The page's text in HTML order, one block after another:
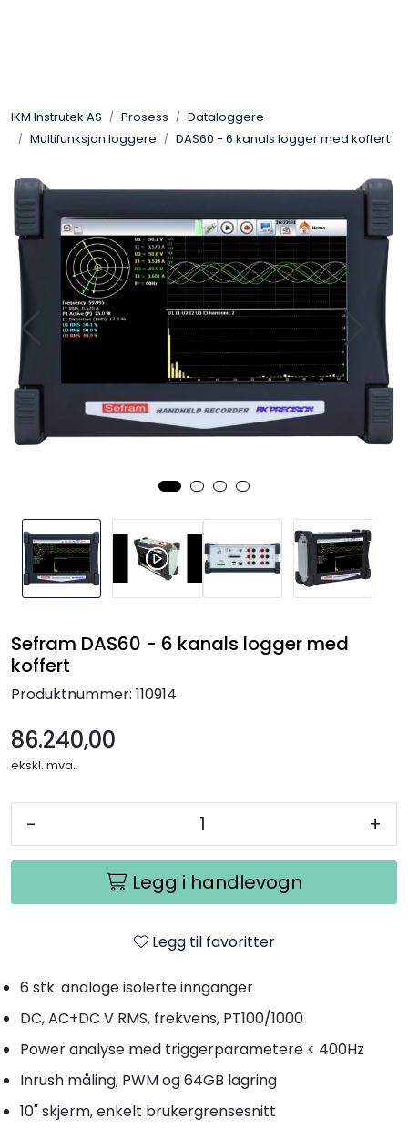
IKM Instrutek AS Prosess
Dataloggere
Multifunksjon loggere
DAS60 - 6 kanals logger med koffert
Sefram DAS60 - 6 kanals logger med
koffert
Produktnummer: 110914
86.240,00
ekskl. mva.
- +
Legg i handlevogn
Legg til favoritter
6 stk. analoge isolerte innganger
DC, AC+DC V RMS, frekvens, PT100/1000
Power analyse med triggerparametere < 400Hz
Inrush måling, PWM og 64GB lagring
10" skjerm, enkelt brukergrensesnitt
Elektro
Elektronikk
Prosess
Frekvensomformere
Miljø og sikkerhet
Kalibratorer
Navigasjon & Kommunikasjon
Maskinvern & Instrumentering
Kampanjer
Outlet